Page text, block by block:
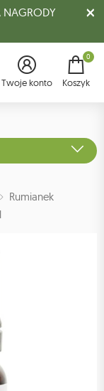
NAGRODY
Twoje konto
0
Koszyk
Rumianek